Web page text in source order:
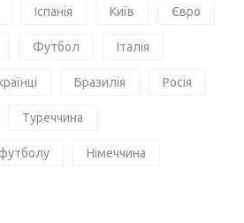
Іспанія Київ Євро
Футбол Італія
Бразилія Росія
Туреччина
Німеччина